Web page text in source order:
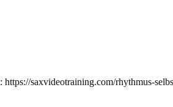
saxvideotraining.com/rhythmus-